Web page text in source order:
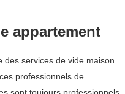
appartement
des services de vide maison
professionnels de